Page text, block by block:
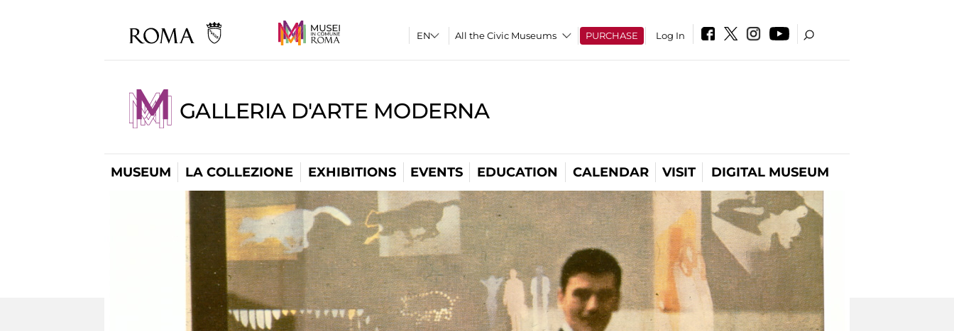
All the Civic Museums PURCHASE Log In
GALLERIA D'ARTE MODERNA
MUSEUM LA COLLEZIONE EXHIBITIONS EVENTS EDUCATION CALENDAR VISIT DIGITAL MUSEUM